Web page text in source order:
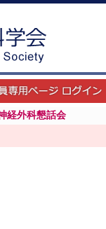
経外科懇話会